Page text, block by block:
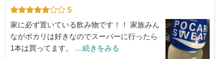
5
家に必ず置いている飲み物です！！ 家族みん
ながポカリは好きなのでスーパーに行ったら
1本は買ってます。
…続きをみる